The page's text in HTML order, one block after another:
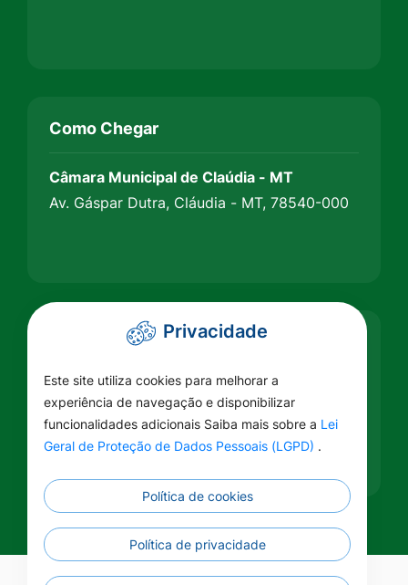
Como Chegar
Câmara Municipal de Claúdia - MT
Av. Gáspar Dutra, Cláudia - MT, 78540-000
Responsável
Câmara Municipal de Cláudia
Privacidade
Este site utiliza cookies para melhorar a
experiência de navegação e disponibilizar
funcionalidades adicionais Saiba mais sobre a Lei
Geral de Proteção de Dados Pessoais (LGPD) .
Política de cookies
Política de privacidade